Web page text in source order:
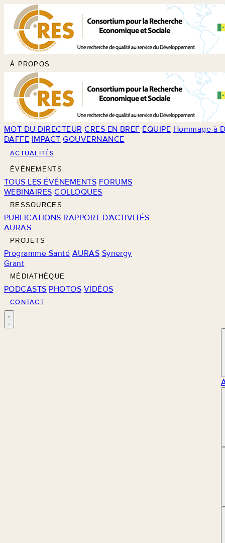
À PROPOS
MOT DU DIRECTEUR CRES EN BREF ÉQUIPE Hommage à
DAFFE IMPACT GOUVERNANCE
ACTUALITÉS
ÉVÉNEMENTS
TOUS LES ÉVÉNEMENTS FORUMS
WEBINAIRES COLLOQUES
RESSOURCES
PUBLICATIONS RAPPORT D'ACTIVITÉS
AURAS
PROJETS
Programme Santé AURAS Synergy
Grant
MÉDIATHÈQUE
PODCASTS PHOTOS VIDÉOS
CONTACT